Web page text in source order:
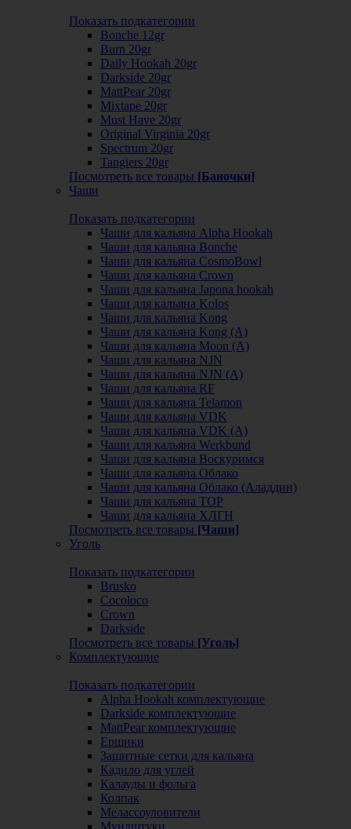
Показать подкатегории
Bonche 12gr
Burn 20gr
Daily Hookah 20gr
Darkside 20gr
MattPear 20gr
Mixtape 20gr
Must Have 20gr
Original Virginia 20gr
Spectrum 20gr
Tangiers 20gr
Посмотреть все товары [Баночки]
Чаши
Показать подкатегории
Чаши для кальяна Alpha Hookah
Чаши для кальяна Bonche
Чаши для кальяна CosmoBowl
Чаши для кальяна Crown
Чаши для кальяна Japona hookah
Чаши для кальяна Kolos
Чаши для кальяна Kong
Чаши для кальяна Kong (A)
Чаши для кальяна Moon (А)
Чаши для кальяна NJN
Чаши для кальяна NJN (А)
Чаши для кальяна RF
Чаши для кальяна Telamon
Чаши для кальяна VDK
Чаши для кальяна VDK (А)
Чаши для кальяна Werkbund
Чаши для кальяна Воскуримся
Чаши для кальяна Облако
Чаши для кальяна Облако (Аладдин)
Чаши для кальяна ТОР
Чаши для кальяна ХЛГН
Посмотреть все товары [Чаши]
Уголь
Показать подкатегории
Brusko
Cocoloco
Crown
Darkside
Посмотреть все товары [Уголь]
Комплектующие
Показать подкатегории
Alpha Hookah комплектующие
Darkside комплектующие
MattPear комплектующие
Ершики
Защитные сетки для кальяна
Кадило для углей
Калауды и фольга
Колпак
Мелассоуловители
Мундштуки